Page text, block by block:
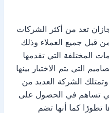
تعد من أكثر الشركات
من قبل جميع العملاء وذلك
المختلفة التي تقدمها
التي يتم الاختيار بينها
الشركة العديد من
تساهم في الحصول على
تطورًا كما أنها تضم